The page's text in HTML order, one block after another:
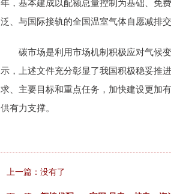
泛、与国际接轨的全国温室气体自愿减排
碳市场是利用市场机制积极应对气候变
示，上述文件充分彰显了我国积极稳妥推
求、主要目标和重点任务，加快建设更加
供有力支撑。
上一篇：没有了